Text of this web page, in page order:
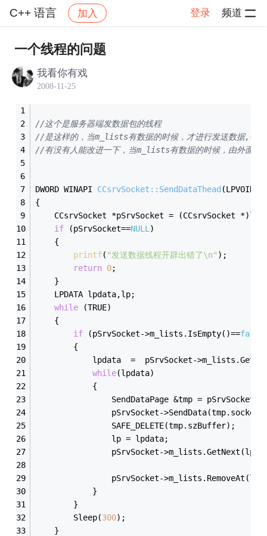
C++ 语言 加入 登录 频道
社区 C++ 语言
一个线程的问题
我看你有戏
2008-11-25
//这个是服务器端发数据包的线程
//是这样的，当m_lists有数据的时候，才进行发送数据,每隔
//有没有人能改进一下，当m_lists有数据的时候，由外面的
DWORD WINAPI CCsrvSocket::SendDataThead (LPVOID
{
CCsrvSocket *pSrvSocket = (CCsrvSocket
if (pSrvSocket==NULL )
	{
printf( "发送数据线程开辟出错了\n" );
return 0;
	}
	LPDATA lpdata,lp;
while (TRUE)
	{
if (pSrvSocket->m_lists.IsEmpty()==false
		{
lpdata  =  pSrvSocket-
while(lpdata)
			{
SendDataPage &tmp =
pSrvSocket-
				SAFE_DELETE(tmp.szBuffer);
				lp = lpdata;
pSrvSocket-
pSrvSocket-
			}
		}
		Sleep(
300);
	}